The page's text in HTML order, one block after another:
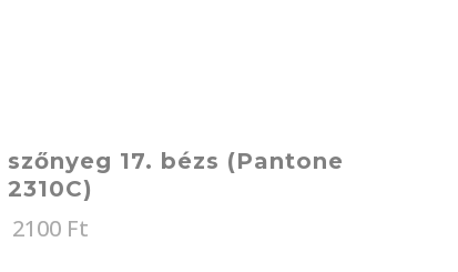
17. bézs (Pantone
2310C)
2100 Ft